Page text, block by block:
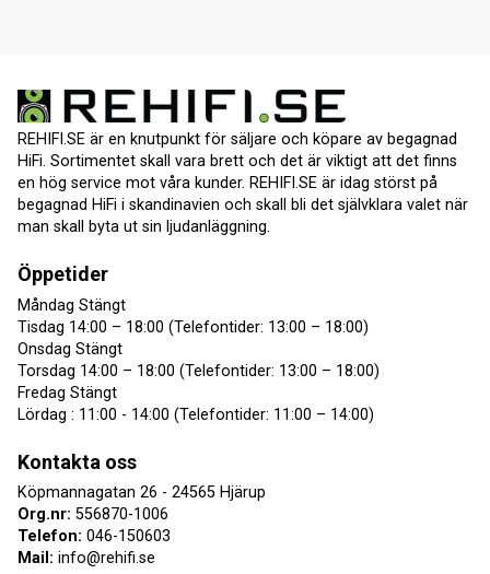
REHIFI.SE är en knutpunkt för säljare och köpare av begagnad
HiFi. Sortimentet skall vara brett och det är viktigt att det finns
en hög service mot våra kunder. REHIFI.SE är idag störst på
begagnad HiFi i skandinavien och skall bli det självklara valet när
man skall byta ut sin ljudanläggning.
Öppetider
Måndag Stängt
Tisdag 14:00 – 18:00 (Telefontider: 13:00 – 18:00)
Onsdag Stängt
Torsdag 14:00 – 18:00 (Telefontider: 13:00 – 18:00)
Fredag Stängt
Lördag : 11:00 - 14:00 (Telefontider: 11:00 – 14:00)
Kontakta oss
Köpmannagatan 26 - 24565 Hjärup
Org.nr: 556870-1006
Telefon: 046-150603
Mail: info@rehifi.se